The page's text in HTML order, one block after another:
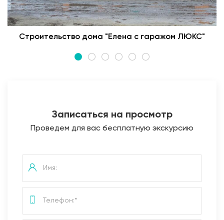
Строительство дома "Елена с гаражом ЛЮКС"
Записаться на просмотр
Проведем для вас бесплатную экскурсию